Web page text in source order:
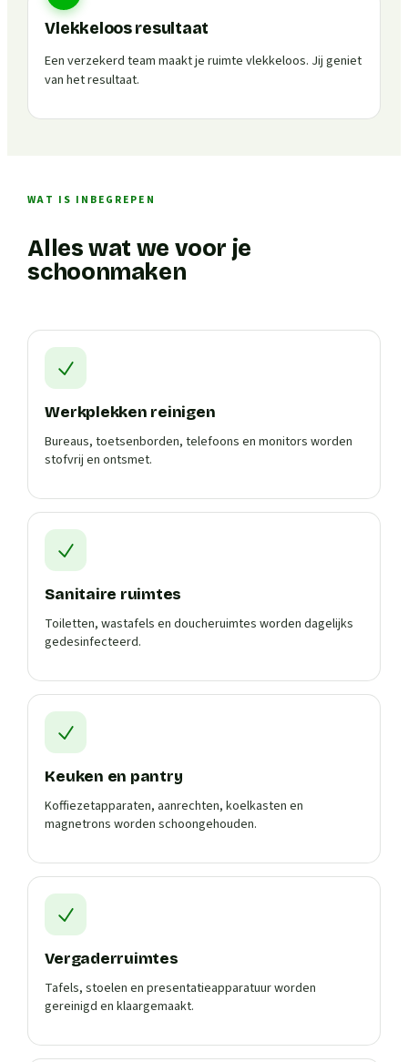
Vlekkeloos resultaat
Een verzekerd team maakt je ruimte vlekkeloos. Jij geniet
van het resultaat.
WAT IS INBEGREPEN
Alles wat we voor je
schoonmaken
Werkplekken reinigen
Bureaus, toetsenborden, telefoons en monitors worden
stofvrij en ontsmet.
Sanitaire ruimtes
Toiletten, wastafels en doucheruimtes worden dagelijks
gedesinfecteerd.
Keuken en pantry
Koffiezetapparaten, aanrechten, koelkasten en
magnetrons worden schoongehouden.
Vergaderruimtes
Tafels, stoelen en presentatieapparatuur worden
gereinigd en klaargemaakt.